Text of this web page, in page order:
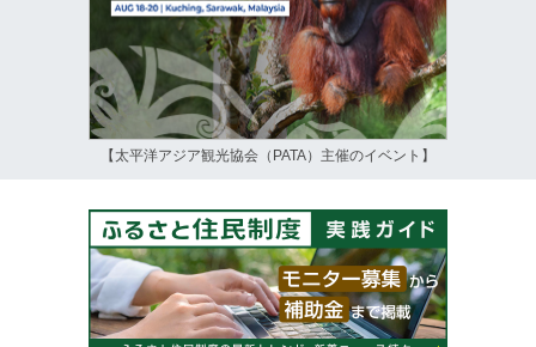
【太平洋アジア観光協会（PATA）主催のイベント】